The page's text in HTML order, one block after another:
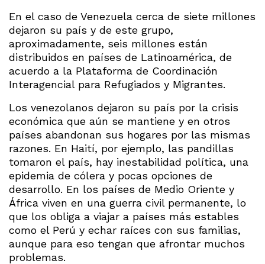
En el caso de Venezuela cerca de siete millones
dejaron su país y de este grupo,
aproximadamente, seis millones están
distribuidos en países de Latinoamérica, de
acuerdo a la Plataforma de Coordinación
Interagencial para Refugiados y Migrantes.
Los venezolanos dejaron su país por la crisis
económica que aún se mantiene y en otros
países abandonan sus hogares por las mismas
razones. En Haití, por ejemplo, las pandillas
tomaron el país, hay inestabilidad política, una
epidemia de cólera y pocas opciones de
desarrollo. En los países de Medio Oriente y
África viven en una guerra civil permanente, lo
que los obliga a viajar a países más estables
como el Perú y echar raíces con sus familias,
aunque para eso tengan que afrontar muchos
problemas.